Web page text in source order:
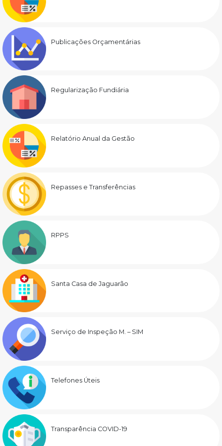
Publicações Orçamentárias
Regularização Fundiária
Relatório Anual da Gestão
Repasses e Transferências
RPPS
Santa Casa de Jaguarão
Serviço de Inspeção M. – SIM
Telefones Úteis
Transparência COVID-19